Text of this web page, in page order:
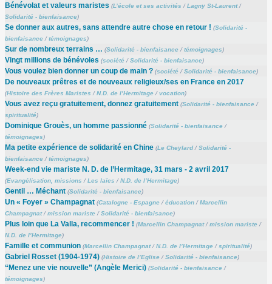
Bénévolat et valeurs maristes (L’école et ses activités /Lagny St-Laurent/
Solidarité - bienfaisance)
Se donner aux autres, sans attendre autre chose en retour ! (Solidarité -
bienfaisance/témoignages)
Sur de nombreux terrains … (Solidarité - bienfaisance/témoignages)
Vingt millions de bénévoles (société/Solidarité - bienfaisance)
Vous voulez bien donner un coup de main ? (société/Solidarité - bienfaisance)
De nouveaux prêtres et de nouveaux religieux/ses en France en 2017
(Histoire des Frères Maristes /N.D. de l’Hermitage/vocation)
Vous avez reçu gratuitement, donnez gratuitement (Solidarité - bienfaisance/
spiritualité)
Dominique Grouès, un homme passionné (Solidarité - bienfaisance/
témoignages)
Ma petite expérience de solidarité en Chine (Le Cheylard/Solidarité -
bienfaisance/témoignages)
Week-end vie mariste N. D. de l’Hermitage, 31 mars - 2 avril 2017
(Evangélisation, missions /Les laïcs /N.D. de l’Hermitage)
Gentil … Méchant (Solidarité - bienfaisance)
Un « Foyer » Champagnat (Catalogne - Espagne/éducation/Marcellin
Champagnat/mission mariste/Solidarité - bienfaisance)
Plus loin que La Valla, recommencer ! (Marcellin Champagnat/mission mariste/
N.D. de l’Hermitage)
Famille et communion (Marcellin Champagnat/N.D. de l’Hermitage/spiritualité)
Gabriel Rosset (1904-1974) (Histoire de l’Eglise/Solidarité - bienfaisance)
“Menez une vie nouvelle” (Angèle Merici) (Solidarité - bienfaisance/
témoignages)